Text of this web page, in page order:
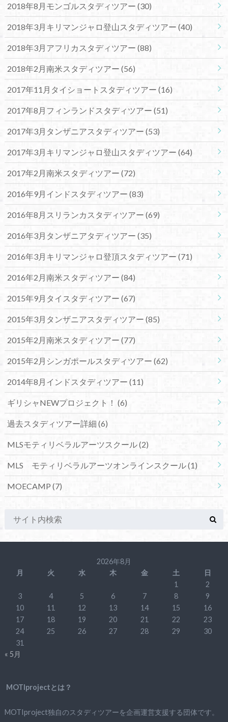
2018年8月モンゴルスタディツアー (30)
2018年3月キリマンジャロ登山スタディツアー (40)
2018年3月アフリカスタディツアー (88)
2018年2月南米スタディツアー (56)
2017年11月タイショートスタディツアー (16)
2017年8月フィンランドスタディツアー (51)
2017年3月タンザニアスタディツアー (53)
2017年3月キリマンジャロ登山スタディツアー (64)
2017年2月南米スタディツアー (72)
2016年9月インドスタディツアー (83)
2016年8月スリランカスタディツアー (69)
2016年3月タンザニアタディツアー (35)
2016年3月キリマンジャロ登頂スタディツアー (71)
2016年2月南米スタディツアー (84)
2015年9月タイスタディツアー (67)
2015年3月タンザニアスタディツアー (85)
2015年2月南米スタディツアー (77)
2015年2月シンガポールスタディツアー (62)
2014年8月インドスタディツアー (11)
ギリシャNEWプロジェクト！ (6)
過去スタディツアー詳細 (6)
MLSモティリベラルアーツスクール(2)
MLS モティリベラルアーツオンラインスクール(1)
MOECAMP (7)
2026年8月
月
火 水 木 金 土
日
1
2
3
4 5 6 7 8
9
10
11 12 13 14 15
16
17
18 19 20 21 22
23
24
25 26 27 28 29
30
31
« 5月
MOTIprojectとは？
MOTIproject独自のスタディツアーを企画運営支援する団体です。